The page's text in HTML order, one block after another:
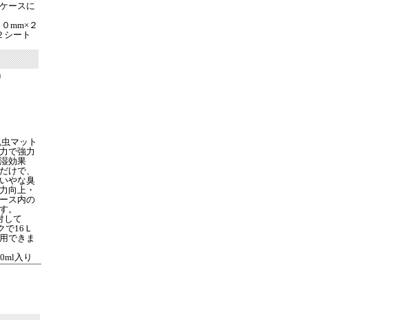
ースに
mm×２
シート
マット
で強力
効果
けで、
やな臭
向上・
ス内の
。
して
で16Ｌ
できま
入り